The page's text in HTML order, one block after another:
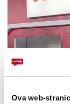
Ova web-
VELEPRODAJA
KONTAKTI
MOJ PROFIL